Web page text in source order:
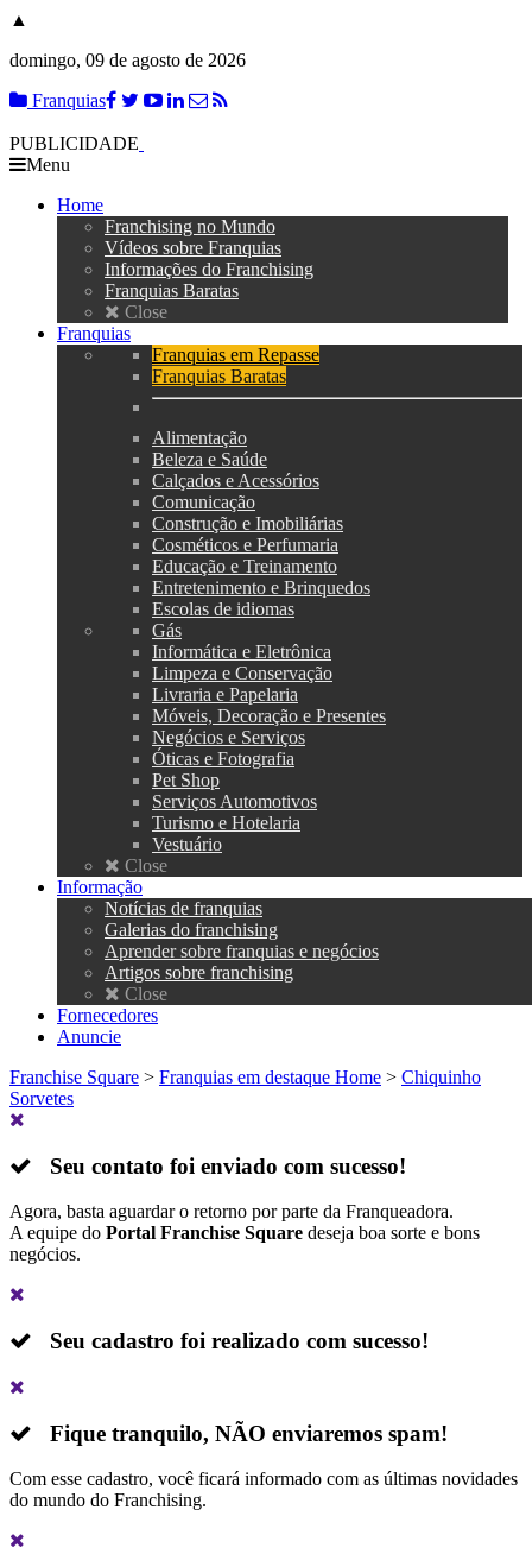
▲
domingo, 09 de agosto de 2026
Franquias
PUBLICIDADE
Menu
Home
Franchising no Mundo
Vídeos sobre Franquias
Informações do Franchising
Franquias Baratas
Close
Franquias
Franquias em Repasse
Franquias Baratas
Alimentação
Beleza e Saúde
Calçados e Acessórios
Comunicação
Construção e Imobiliárias
Cosméticos e Perfumaria
Educação e Treinamento
Entretenimento e Brinquedos
Escolas de idiomas
Gás
Informática e Eletrônica
Limpeza e Conservação
Livraria e Papelaria
Móveis, Decoração e Presentes
Negócios e Serviços
Óticas e Fotografia
Pet Shop
Serviços Automotivos
Turismo e Hotelaria
Vestuário
Close
Informação
Notícias de franquias
Galerias do franchising
Aprender sobre franquias e negócios
Artigos sobre franchising
Close
Fornecedores
Anuncie
Franchise Square > Franquias em destaque Home > Chiquinho
Sorvetes
Seu contato foi enviado com sucesso!
Agora, basta aguardar o retorno por parte da Franqueadora.
A equipe do Portal Franchise Square deseja boa sorte e bons
negócios.
Seu cadastro foi realizado com sucesso!
Fique tranquilo, NÃO enviaremos spam!
Com esse cadastro, você ficará informado com as últimas novidades
do mundo do Franchising.